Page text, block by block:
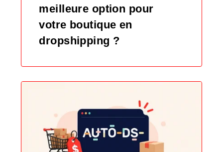
meilleure option pour
votre boutique en
dropshipping ?